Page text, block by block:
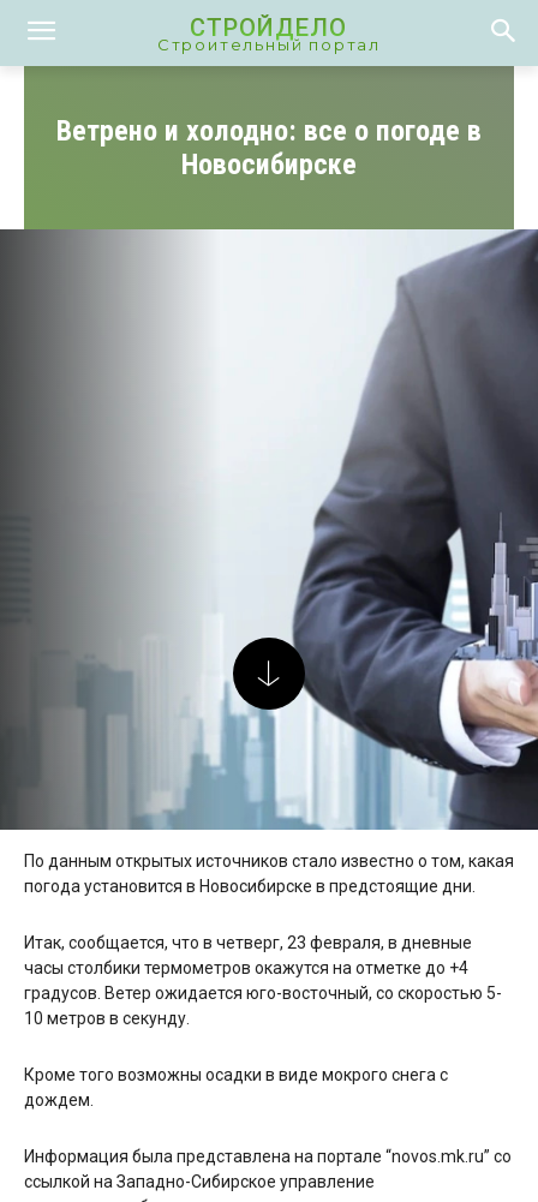
СТРОЙДЕЛО
Строительный портал
Ветрено и холодно: все о погоде в
Новосибирске
По данным открытых источников стало известно о том, какая
погода установится в Новосибирске в предстоящие дни.
Итак, сообщается, что в четверг, 23 февраля, в дневные
часы столбики термометров окажутся на отметке до +4
градусов. Ветер ожидается юго-восточный, со скоростью 5-
10 метров в секунду.
Кроме того возможны осадки в виде мокрого снега с
дождем.
Информация была представлена на портале “novos.mk.ru” со
ссылкой на Западно-Сибирское управление